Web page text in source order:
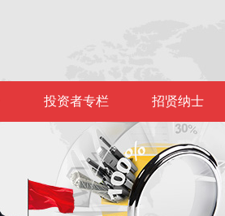
投资者专栏 招贤纳士